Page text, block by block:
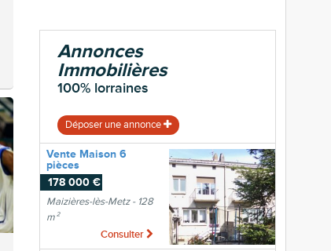
Annonces
Immobilières
100% lorraines
Déposer une annonce
Vente Maison 6
pièces
178 000 €
Maizières-lès-Metz - 128
m²
Consulter